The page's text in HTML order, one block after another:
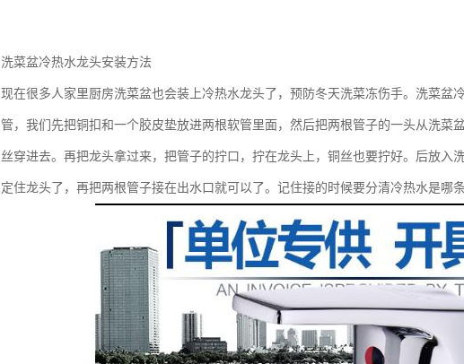
洗菜盆冷热水龙头安装方法
现在很多人家里厨房洗菜盆也会装上冷热水龙头了，预防冬天洗菜冻伤手。洗菜盆
管，我们先把铜扣和一个胶皮垫放进两根软管里面，然后把两根管子的一头从洗菜
丝穿进去。再把龙头拿过来，把管子的拧口，拧在龙头上，铜丝也要拧好。后放入
定住龙头了，再把两根管子接在出水口就可以了。记住接的时候要分清冷热水是哪